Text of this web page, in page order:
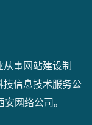
事网站建设制
技信息技术服务公
网络公司。